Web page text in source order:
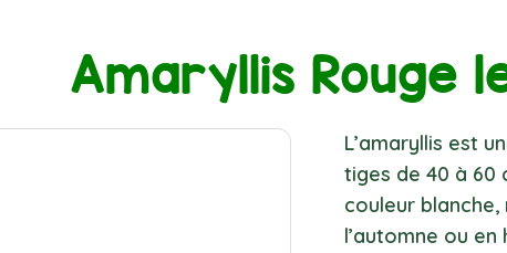
Amaryllis Rouge
L’amaryllis est
tiges de 40 à 60
couleur
l’automne ou en